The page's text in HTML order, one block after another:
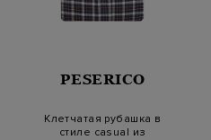
PESERICO
Клетчатая рубашка в
стиле casual из